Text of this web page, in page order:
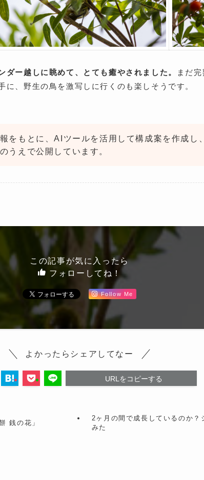
ー越しに眺めて、とても癒やされました。
まだ
、野生の鳥を激写しに行くのも楽しそうです。
をもとに、AIツールを活用して構成案を作成し
うえで公開しています。
この記事が気に入ったら
フォローしてね！
Follow Me
よかったらシェアしてなー
URLをコピーする
銭の花」
2ヶ月の間で成長しているのか？
みた